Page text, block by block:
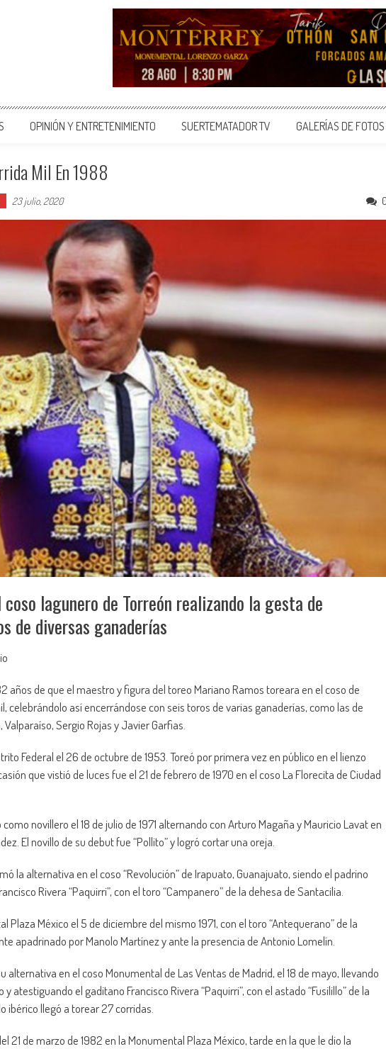
OPINIÓN Y ENTRETENIMIENTO SUERTEMATADOR TV GALERÍAS DE FOTOS
Mil En 1988
23 julio, 2020
lagunero de Torreón realizando la gesta de
de diversas ganaderías
años de que el maestro y figura del toreo Mariano Ramos toreara en el coso de
celebrándolo así encerrándose con seis toros de varias ganaderías, como las de
Sergio Rojas y Javier Garfias.
Federal el 26 de octubre de 1953. Toreó por primera vez en público en el lienzo
que vistió de luces fue el 21 de febrero de 1970 en el coso La Florecita de Ciudad
novillero el 18 de julio de 1971 alternando con Arturo Magaña y Mauricio Lavat en
El novillo de su debut fue “Pollito” y logró cortar una oreja.
la alternativa en el coso “Revolución” de Irapuato, Guanajuato, siendo el padrino
Rivera “Paquirri”, con el toro “Campanero” de la dehesa de Santacilia.
México el 5 de diciembre del mismo 1971, con el toro “Antequerano” de la
apadrinado por Manolo Martínez y ante la presencia de Antonio Lomelín.
alternativa en el coso Monumental de Las Ventas de Madrid, el 18 de mayo, llevando
atestiguando el gaditano Francisco Rivera “Paquirri”, con el astado “Fusilillo” de la
ibérico llegó a torear 27 corridas.
21 de marzo de 1982 en la Monumental Plaza México, tarde en la que le dio la